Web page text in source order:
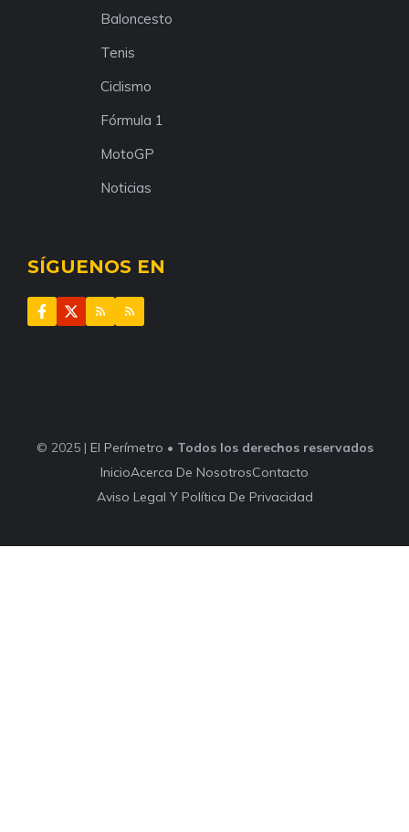
Baloncesto
Tenis
Ciclismo
Fórmula 1
MotoGP
Noticias
SÍGUENOS EN
© 2025 | El Perímetro • Todos los derechos reservados
InicioAcerca De NosotrosContacto
Aviso Legal Y Política De Privacidad